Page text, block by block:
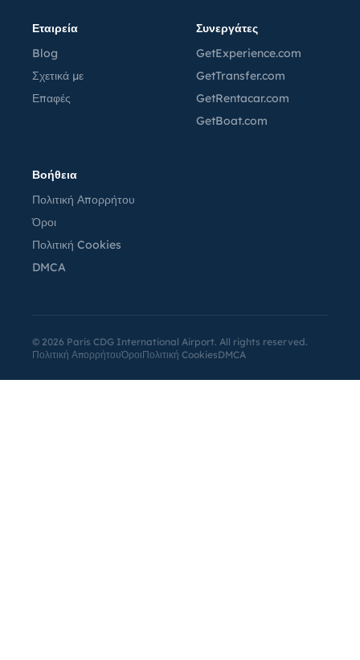
Εταιρεία
Blog
Σχετικά με
Επαφές
Συνεργάτες
GetExperience.com
GetTransfer.com
GetRentacar.com
GetBoat.com
Βοήθεια
Πολιτική Απορρήτου
Όροι
Πολιτική Cookies
DMCA
© 2026 Paris CDG International Airport. All rights reserved.
Πολιτική ΑπορρήτουΌροιΠολιτική CookiesDMCA